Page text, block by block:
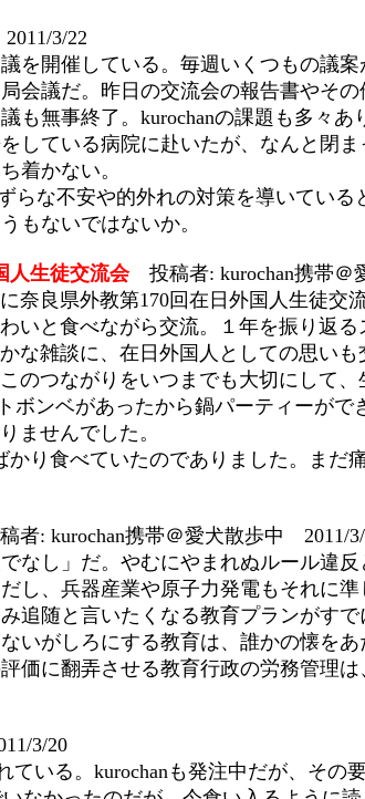
3/22
開催している。毎週いくつもの議
会議だ。昨日の交流会の報告書やそ
無事終了。kurochanの課題も多々
している病院に赴いたが、なんと閉
着かない。
な不安や的外れの対策を導いてい
もないではないか。
人生徒交流会 投稿者: kurochan携帯
奈良県外教第170回在日外国人生徒交
いと食べながら交流。１年を振り返
な雑談に、在日外国人としての思い
のつながりをいつまでも大切にして、
ボンベがあったから鍋パーティーが
ませんでした。
かり食べていたのでありました。まだ
者: kurochan携帯＠愛犬散歩中 2011/
し」だ。やむにやまれぬルール違反
し、兵器産業や原子力発電もそれに
追随と言いたくなる教育プランがす
いがしろにする教育は、誰かの懐を
価に翻弄させる教育行政の労務管理
3/20
いる。kurochanも発注中だが、その